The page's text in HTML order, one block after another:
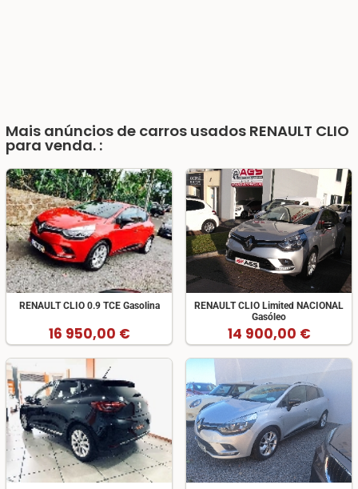
Mais anúncios de carros usados RENAULT CLIO
para venda. :
RENAULT CLIO 0.9 TCE Gasolina
16 950,00 €
RENAULT CLIO Limited NACIONAL
Gasóleo
14 900,00 €